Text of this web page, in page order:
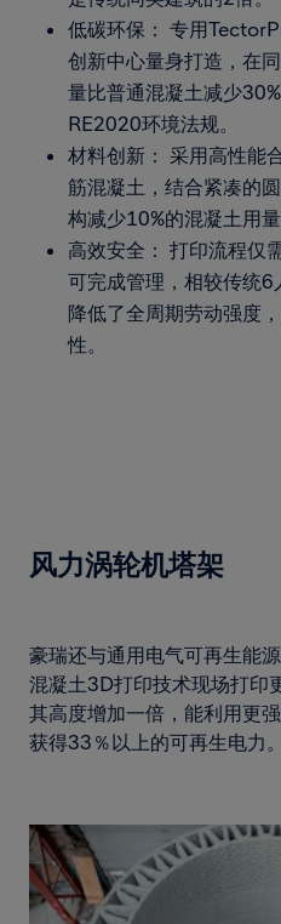
低碳环保： 专用
创新中心量身打造，在
量比普通混凝土减少
RE2020环境法规。
材料创新： 采用高性能
筋混凝土，结合紧凑的
构减少10%的混凝土用量
高效安全： 打印流程仅
可完成管理，相较传统
降低了全周期劳动强度
性。
风力涡轮机塔架
豪瑞还与通用电气可再生能
混凝土3D打印技术现场打印
其高度增加一倍，能利用更
获得33％以上的可再生电力。